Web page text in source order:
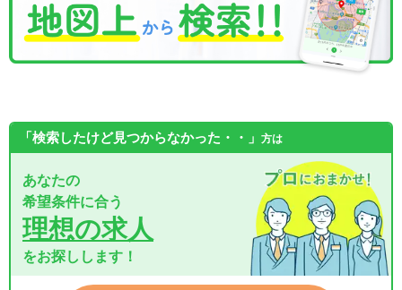
「検索したけど見つからなかった・・」 方は
あなたの
希望条件に合う
理想の求人
をお探しします！